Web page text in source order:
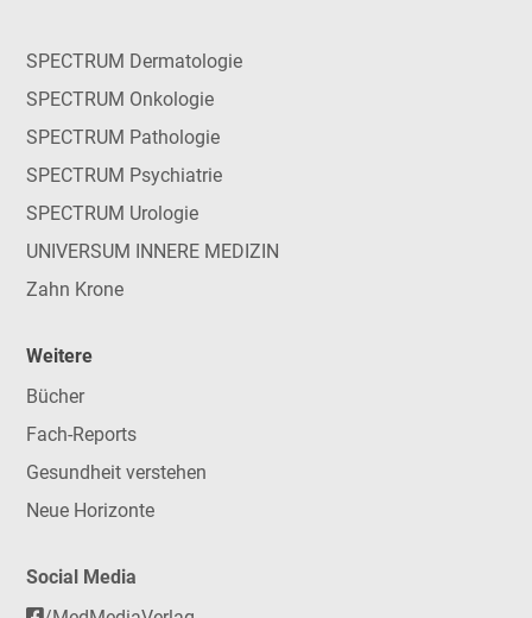
SPECTRUM Dermatologie
SPECTRUM Onkologie
SPECTRUM Pathologie
SPECTRUM Psychiatrie
SPECTRUM Urologie
UNIVERSUM INNERE MEDIZIN
Zahn Krone
Weitere
Bücher
Fach-Reports
Gesundheit verstehen
Neue Horizonte
Social Media